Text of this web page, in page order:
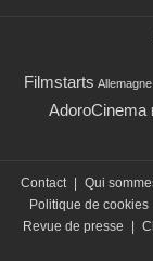
Filmstarts Allemagne
AdoroCinema
Contact Qui
Politique de cookies
Revue de presse